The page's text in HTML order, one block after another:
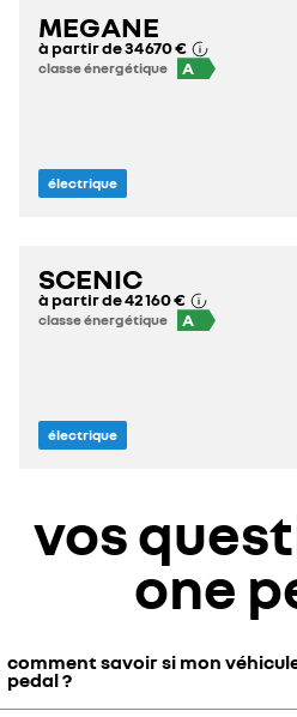
MEGANE
à partir de34 670 €
classe énergétique A
électrique
SCENIC
à partir de42 160 €
classe énergétique A
électrique
vos
one
comment savoir si mon
pedal ?